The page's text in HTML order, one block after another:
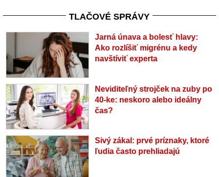
TLAČOVÉ SPRÁVY
Jarná únava a bolesť hlavy:
Ako rozlíšiť migrénu a kedy
navštíviť experta
Neviditeľný strojček na zuby po
40-ke: neskoro alebo ideálny
čas?
Sivý zákal: prvé príznaky, ktoré
ľudia často prehliadajú